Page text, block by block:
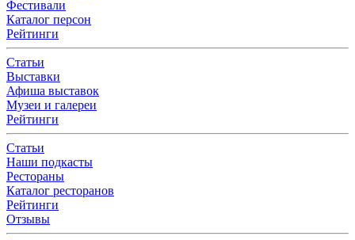
Фестивали
Каталог персон
Рейтинги
Статьи
Выставки
Афиша выставок
Музеи и галереи
Рейтинги
Статьи
Наши подкасты
Рестораны
Каталог ресторанов
Рейтинги
Отзывы